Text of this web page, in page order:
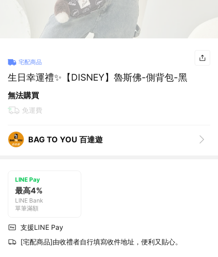
宅配商品
生日幸運禮✨【DISNEY】魯斯佛-側背包-黑
無法購買
免運費
BAG TO YOU 百達遊
LINE Pay
最高4%
LINE Bank
單筆滿額
支援LINE Pay
[宅配商品]由收禮者自行填寫收件地址，便利又貼心。